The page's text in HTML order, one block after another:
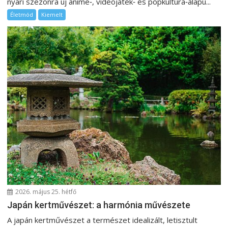
Életmód Kiemelt
2026. május 25. hétfő
Japán kertművészet: a harmónia művészete
A japán kertművészet a természet idealizált, letisztult